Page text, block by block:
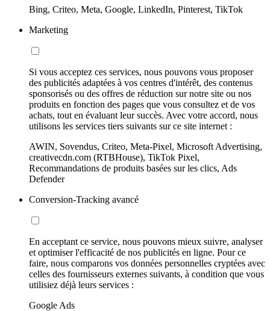
Bing, Criteo, Meta, Google, LinkedIn, Pinterest, TikTok
Marketing
Si vous acceptez ces services, nous pouvons vous proposer
des publicités adaptées à vos centres d'intérêt, des contenus
sponsorisés ou des offres de réduction sur notre site ou nos
produits en fonction des pages que vous consultez et de vos
achats, tout en évaluant leur succès. Avec votre accord, nous
utilisons les services tiers suivants sur ce site internet :
AWIN, Sovendus, Criteo, Meta-Pixel, Microsoft Advertising,
creativecdn.com (RTBHouse), TikTok Pixel,
Recommandations de produits basées sur les clics, Ads
Defender
Conversion-Tracking avancé
En acceptant ce service, nous pouvons mieux suivre, analyser
et optimiser l'efficacité de nos publicités en ligne. Pour ce
faire, nous comparons vos données personnelles cryptées avec
celles des fournisseurs externes suivants, à condition que vous
utilisiez déjà leurs services :
Google Ads